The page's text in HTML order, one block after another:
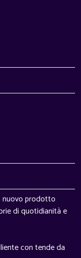
nuovo prodotto
di quotidianità e
con tende da